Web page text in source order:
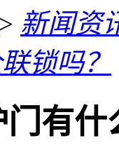
> 新闻资
锁吗？
有